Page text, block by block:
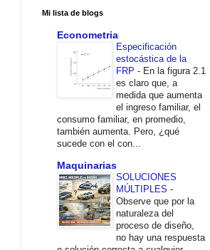
Mi lista de blogs
Econometria
Especificación
estocástica de la
FRP - En la figura 2.1
es claro que, a
medida que aumenta
el ingreso familiar, el
consumo familiar, en promedio,
también aumenta. Pero, ¿qué
sucede con el con...
Maquinarias
SOLUCIONES
MÚLTIPLES -
Observe que por la
naturaleza del
proceso de diseño,
no hay una respuesta